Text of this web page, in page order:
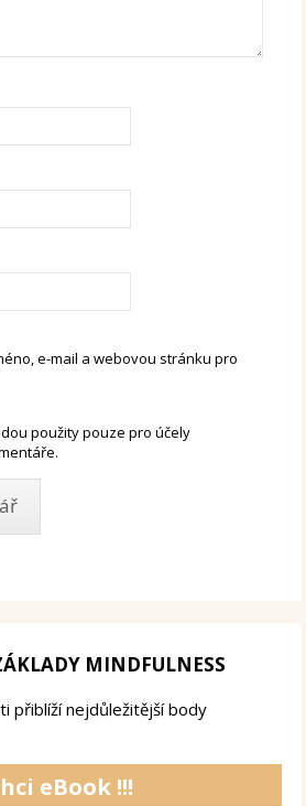
e-mail a webovou stránku pro
použity pouze pro účely
MINDFULNESS
přiblíží nejdůležitější body
eBook !!!